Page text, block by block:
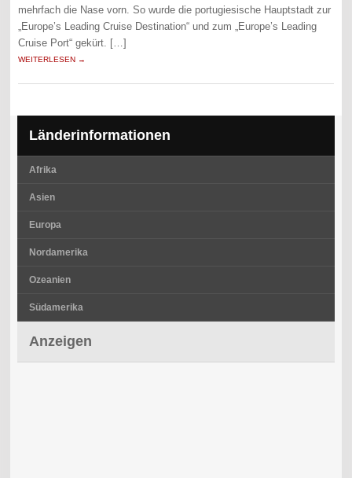
mehrfach die Nase vorn. So wurde die portugiesische Hauptstadt zur
„Europe’s Leading Cruise Destination“ und zum „Europe’s Leading
Cruise Port“ gekürt. […]
WEITERLESEN →
Länderinformationen
Afrika
Asien
Europa
Nordamerika
Ozeanien
Südamerika
Anzeigen